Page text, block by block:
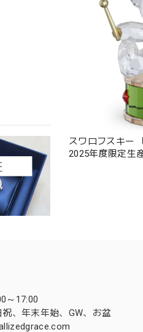
スワロフスキー
2025年度限定生
～17:00
、年末年始、GW、お盆